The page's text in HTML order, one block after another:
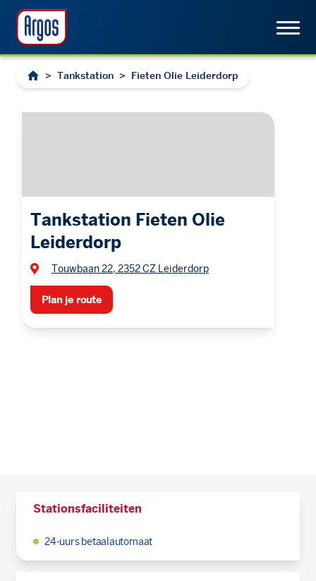
> Tankstation > Fieten Olie Leiderdorp
Tankstation Fieten Olie
Leiderdorp
Touwbaan 22, 2352 CZ Leiderdorp
Plan je route
Stationsfaciliteiten
24-uurs betaalautomaat